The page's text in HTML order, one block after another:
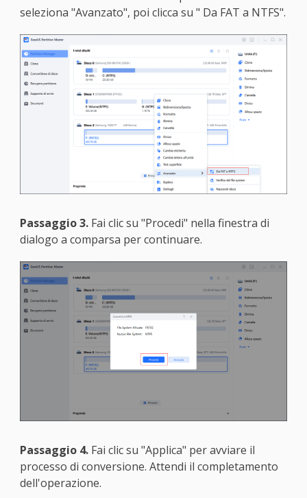
seleziona "Avanzato", poi clicca su " Da FAT a NTFS".
Passaggio 3. Fai clic su "Procedi" nella finestra di
dialogo a comparsa per continuare.
Passaggio 4. Fai clic su "Applica" per avviare il
processo di conversione. Attendi il completamento
dell'operazione.